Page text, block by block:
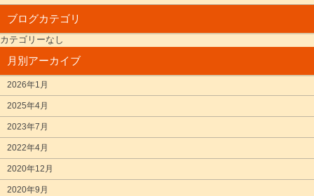
ブログカテゴリ
カテゴリーなし
月別アーカイブ
2026年1月
2025年4月
2023年7月
2022年4月
2020年12月
2020年9月